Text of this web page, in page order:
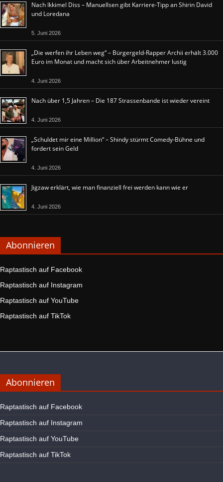
Nach Ikkimel Diss – Manuellsen gibt Karriere-Tipp an Shirin David
und Loredana
5. Juni 2026
„Die werfen ihr Leben weg“ – Bürgergeld-Rapper Archii erhält 3.000
Euro im Monat und macht sich über Arbeitnehmer lustig
4. Juni 2026
Nach über 1,5 Jahren – Die 187 Strassenbande ist wieder vereint
4. Juni 2026
„Schuldet mir eine Million“ – Shindy stürmt Comedy-Bühne und
fordert sein Geld
4. Juni 2026
Jigzaw erklärt, wie man finanziell frei werden kann wie er
4. Juni 2026
Abonnieren
Raptastisch auf Facebook
Raptastisch auf Instagram
Raptastisch auf YouTube
Raptastisch auf TikTok
Abonnieren
Raptastisch auf Facebook
Raptastisch auf Instagram
Raptastisch auf YouTube
Raptastisch auf TikTok